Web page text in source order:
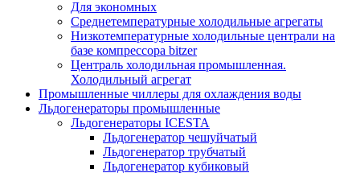
Для экономных
Среднетемпературные холодильные агрегаты
Низкотемпературные холодильные централи на
базе компрессора bitzer
Централь холодильная промышленная.
Холодильный агрегат
Промышленные чиллеры для охлаждения воды
Льдогенераторы промышленные
Льдогенераторы ICESTA
Льдогенератор чешуйчатый
Льдогенератор трубчатый
Льдогенератор кубиковый